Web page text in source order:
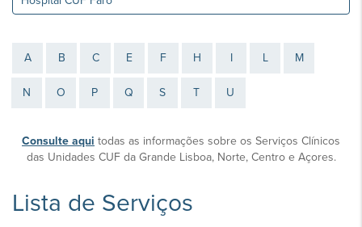
A B C E F H I L M
N O P Q S T U
Consulte aqui todas as informações sobre os Serviços Clínicos
das Unidades CUF da Grande Lisboa, Norte, Centro e Açores.
Lista de Serviços